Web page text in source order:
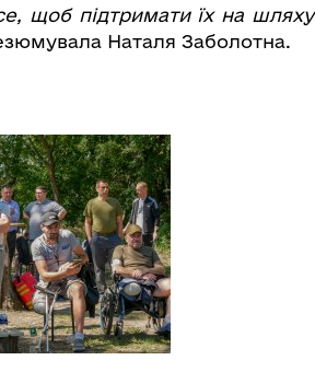
щоб підтримати їх на шляху
Наталя Заболотна.